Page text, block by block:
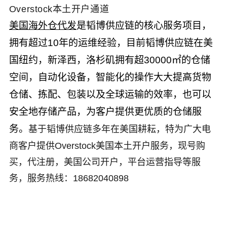
Overstock本土开户通道
美国海外仓代发是韬博供应链的核心服务项目，
拥有超过10年的运维经验，目前韬博供应链在美
国纽约，新泽西，洛杉矶拥有超30000㎡的仓储
空间，自动化设备，智能化的操作大大提高货物
仓储、拣配、包装以及全球运输的效率，也可以
安全地存储产品，为客户提供更优质的仓储服
务。 基于韬博供应链多年在美国耕耘，特为广大电
商客户提供Overstock美国本土开户服务， 现号购
买，代注册，美国公司开户，平台运营指导等服
务 ，服务热线：18682040898